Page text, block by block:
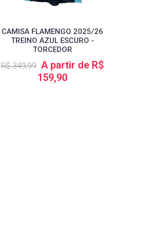
CAMISA FLAMENGO 2025/26
TREINO AZUL ESCURO -
TORCEDOR
R$ 349,99 A partir de R$
159,90